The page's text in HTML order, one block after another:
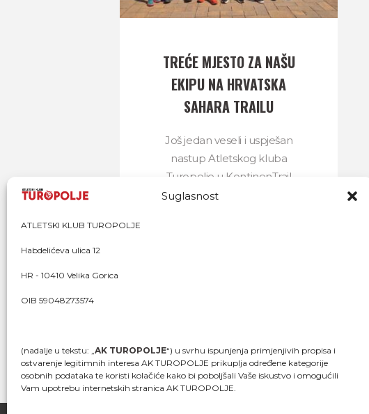
Suglasnost
ATLETSKI KLUB TUROPOLJE
Habdelićeva ulica 12
HR - 10410 Velika Gorica
OIB 59048273574
(nadalje u tekstu: „AK TUROPOLJE“) u svrhu ispunjenja primjenjivih propisa i
ostvarenje legitimnih interesa AK TUROPOLJE prikuplja određene kategorije
osobnih podataka te koristi kolačiće kako bi poboljšali Vaše iskustvo i omogućili
Vam upotrebu internetskih stranica AK TUROPOLJE.
TREĆE MJESTO ZA NAŠU
EKIPU NA HRVATSKA
SAHARA TRAILU
Još jedan veseli i uspješan
nastup Atletskog kluba
Turopolje u KontinenTrail
ligi! U subotu 5. travnja